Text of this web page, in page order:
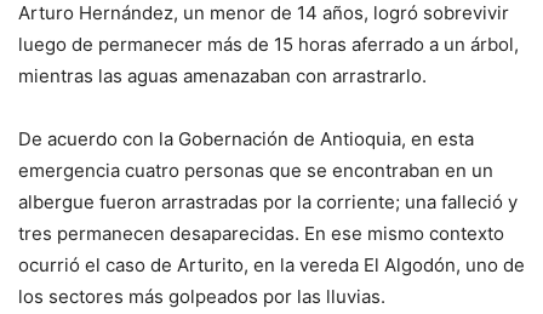
Arturo Hernández, un menor de 14 años, logró sobrevivir
luego de permanecer más de 15 horas aferrado a un árbol,
mientras las aguas amenazaban con arrastrarlo.
De acuerdo con la Gobernación de Antioquia, en esta
emergencia cuatro personas que se encontraban en un
albergue fueron arrastradas por la corriente; una falleció y
tres permanecen desaparecidas. En ese mismo contexto
ocurrió el caso de Arturito, en la vereda El Algodón, uno de
los sectores más golpeados por las lluvias.